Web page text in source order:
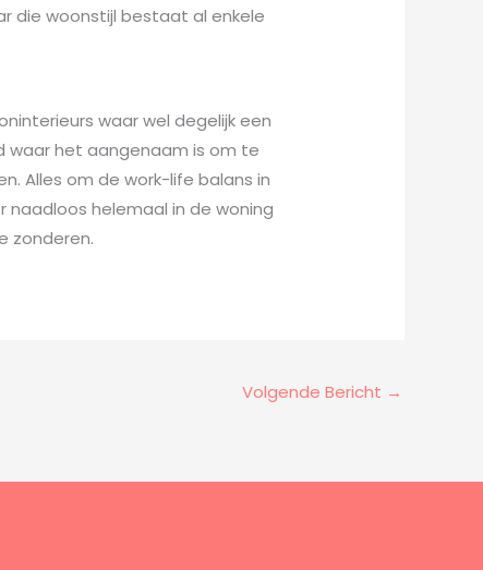
die woonstijl bestaat al enkele
waar wel degelijk een
waar het aangenaam is om te
Alles om de work-life balans in
helemaal in de woning
zonderen.
Volgende Bericht →